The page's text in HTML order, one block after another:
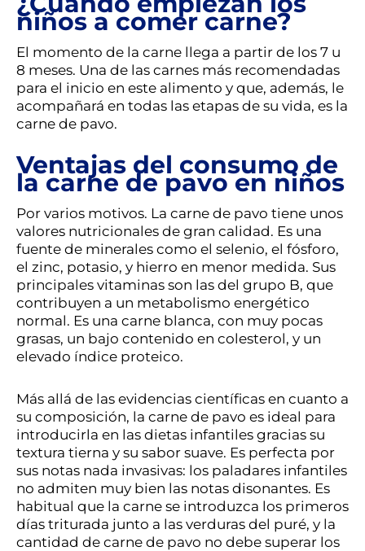
niños a comer carne?
El momento de la carne llega a partir de los 7 u
8 meses. Una de las carnes más recomendadas
para el inicio en este alimento y que, además, le
acompañará en todas las etapas de su vida, es la
carne de pavo.
Ventajas del consumo de
la carne de pavo en niños
Por varios motivos. La carne de pavo tiene unos
valores nutricionales de gran calidad. Es una
fuente de minerales como el selenio, el fósforo,
el zinc, potasio, y hierro en menor medida. Sus
principales vitaminas son las del grupo B, que
contribuyen a un metabolismo energético
normal. Es una carne blanca, con muy pocas
grasas, un bajo contenido en colesterol, y un
elevado índice proteico.
Más allá de las evidencias científicas en cuanto a
su composición, la carne de pavo es ideal para
introducirla en las dietas infantiles gracias su
textura tierna y su sabor suave. Es perfecta por
sus notas nada invasivas: los paladares infantiles
no admiten muy bien las notas disonantes. Es
habitual que la carne se introduzca los primeros
días triturada junto a las verduras del puré, y la
cantidad de carne de pavo no debe superar los